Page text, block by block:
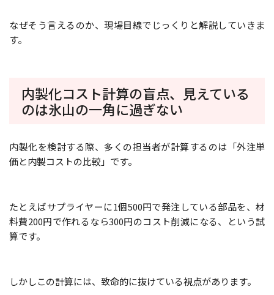
なぜそう言えるのか、現場目線でじっくりと解説していきま
す。
内製化コスト計算の盲点、見えている
のは氷山の一角に過ぎない
内製化を検討する際、多くの担当者が計算するのは「外注単
価と内製コストの比較」です。
たとえばサプライヤーに1個500円で発注している部品を、材
料費200円で作れるなら300円のコスト削減になる、という試
算です。
しかしこの計算には、致命的に抜けている視点があります。